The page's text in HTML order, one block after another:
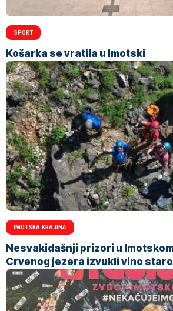
SPORT
Košarka se vratila u Imotski
IMOTSKA KRAJINA
Nesvakidašnji prizori u
Crvenog jezera izvukli vino